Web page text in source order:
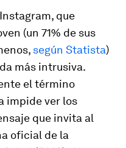
que
(un 71% de sus
según Statista)
más intrusiva.
el término
impide ver los
que invita al
oficial de la